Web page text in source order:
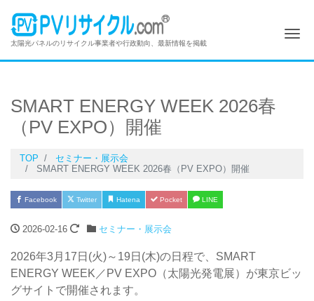
太陽光パネルのリサイクル事業者や行政動向、最新情報を掲載
SMART ENERGY WEEK 2026春
（PV EXPO）開催
TOP
セミナー・展示会
SMART ENERGY WEEK 2026春（PV EXPO）開催
Facebook Twitter Hatena Pocket LINE
2026-02-16 セミナー・展示会
2026年3月17日(火)～19日(木)の日程で、SMART
ENERGY WEEK／PV EXPO（太陽光発電展）が東京ビッ
グサイトで開催されます。